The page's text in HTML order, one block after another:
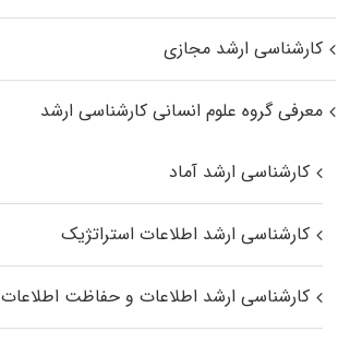
کارشناسی ارشد مجازی
معرفی گروه علوم انسانی کارشناسی ارشد
کارشناسی ارشد آماد
کارشناسی ارشد اطلاعات استراتژیک
کارشناسی ارشد اطلاعات و حفاظت اطلاعات